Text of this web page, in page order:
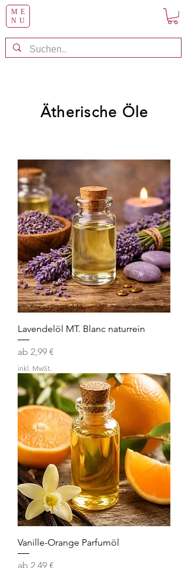
ME
NU
Ätherische Öle
Lavendelöl MT. Blanc naturrein
ab 2,99 €
Sale-Preis
inkl. MwSt.
Vanille-Orange Parfumöl
ab 2,49 €
Sale-Preis